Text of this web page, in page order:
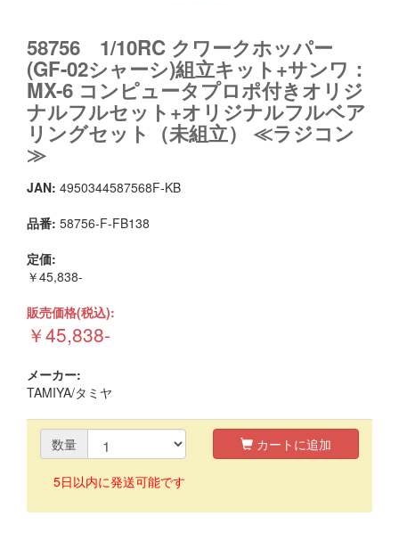
58756 1/10RC クワークホッパー
(GF-02シャーシ)組立キット+サンワ：
MX-6 コンピュータプロポ付きオリジ
ナルフルセット+オリジナルフルベア
リングセット（未組立） ≪ラジコン
≫
JAN: 4950344587568F-KB
品番: 58756-F-FB138
定価:
￥45,838-
販売価格(税込):
￥45,838-
メーカー:
TAMIYA/タミヤ
数量 カートに追加
5日以内に発送可能です